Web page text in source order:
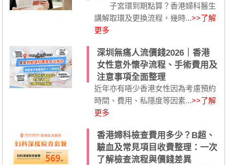
子宮環到期點算？香港婦科醫生
講解取環及更換流程，幾時...>>了解
更多
深圳無痛人流價錢2026｜香港
女性意外懷孕流程、手術費用及
注意事項全面整理
近年亦有唔少香港女性因為考慮預約
時間、費用、私隱度等因素...>>了解
更多
香港婦科檢查費用多少？B超、
驗血及常見項目收費整理：一次
了解檢查流程與價錢差異